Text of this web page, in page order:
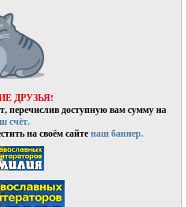
ДРУЗЬЯ!
перечислив доступную вам сумму на
счёт.
на своём сайтенаш баннер.